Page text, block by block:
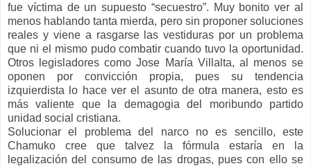
fue víctima de un supuesto “secuestro”. Muy bonito ver al
menos hablando tanta mierda, pero sin proponer soluciones
reales y viene a rasgarse las vestiduras por un problema
que ni el mismo pudo combatir cuando tuvo la oportunidad.
Otros legisladores como Jose María Villalta, al menos se
oponen por convicción propia, pues su tendencia
izquierdista lo hace ver el asunto de otra manera, esto es
más valiente que la demagogia del moribundo partido
unidad social cristiana.
Solucionar el problema del narco no es sencillo, este
Chamuko cree que talvez la fórmula estaría en la
legalización del consumo de las drogas, pues con ello se